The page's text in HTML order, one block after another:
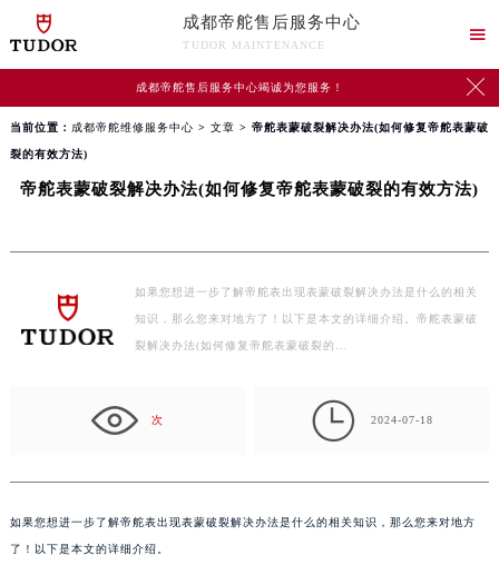
成都帝舵售后服务中心
TUDOR MAINTENANCE

成都帝舵售后服务中心竭诚为您服务！ 
当前位置： 成都帝舵维修服务中心 > 文章 > 帝舵表蒙破裂解决办法(如何修复帝舵表蒙破
裂的有效方法)
帝舵表蒙破裂解决办法(如何修复帝舵表蒙破裂的有效方法)
如果您想进一步了解帝舵表出现表蒙破裂解决办法是什么的相关
知识，那么您来对地方了！以下是本文的详细介绍。帝舵表蒙破
裂解决办法(如何修复帝舵表蒙破裂的…
次  2024-07-18
如果您想进一步了解帝舵表出现表蒙破裂解决办法是什么的相关知识，那么您来对地方
了！以下是本文的详细介绍。